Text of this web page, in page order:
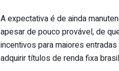
A expectativa é de ainda
apesar de pouco provável, de
incentivos para maiores
adquirir títulos de renda fixa